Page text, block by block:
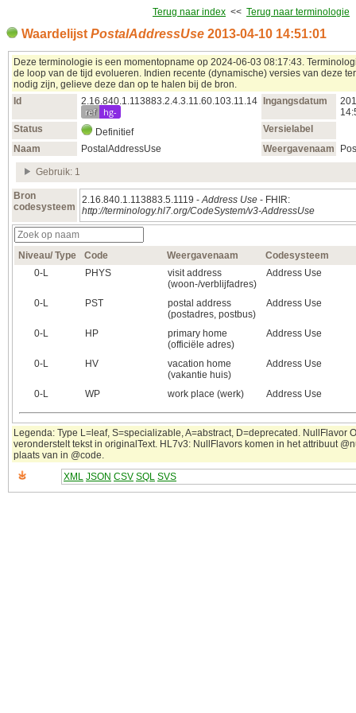
Terug naar index << Terug naar terminologie
Waardelijst PostalAddressUse 2013‑04‑10 14:51:01
Deze terminologie is een momentopname op 2024‑06‑03 08:17:43.
de loop van de tijd evolueren. Indien recente (dynamische) versies van deze
nodig zijn, gelieve deze dan op te halen bij de bron.
Id
2.16.840.1.113883.2.4.3.11.60.103.11.14
ref hg-
Ingangsdatum
Status
Definitief
Versielabel
Naam
PostalAddressUse Weergavenaam
Gebruik: 1
Bron
codesysteem
2.16.840.1.113883.5.1119 -Address Use - FHIR:
http://terminology.hl7.org/CodeSystem/v3-AddressUse
Niveau/ Type Code Weergavenaam
Codesysteem
0‑L
PHYS
visit address
(woon-/verblijfadres)
Address Use
0‑L PST
postal address
(postadres, postbus)
Address Use
0‑L HP
primary home
(officiële adres)
Address Use
0‑L HV
vacation home
(vakantie huis)
Address Use
0‑L WP work place (werk) Address Use
Legenda: Type L=leaf, S=specializable, A=abstract, D=deprecated. NullFlavor
veronderstelt tekst in originalText. HL7v3: NullFlavors komen in het attribuut
plaats van in @code.
XML JSON CSV SQL SVS